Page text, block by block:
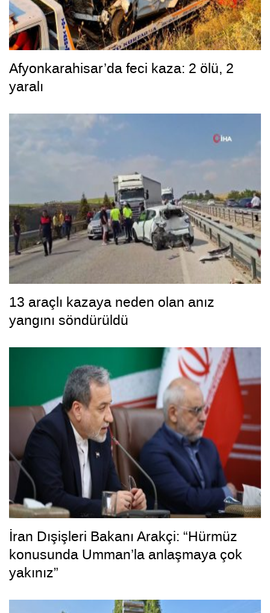
Afyonkarahisar’da feci kaza: 2 ölü, 2
yaralı
13 araçlı kazaya neden olan anız
yangını söndürüldü
İran Dışişleri Bakanı Arakçi: “Hürmüz
konusunda Umman’la anlaşmaya çok
yakınız”